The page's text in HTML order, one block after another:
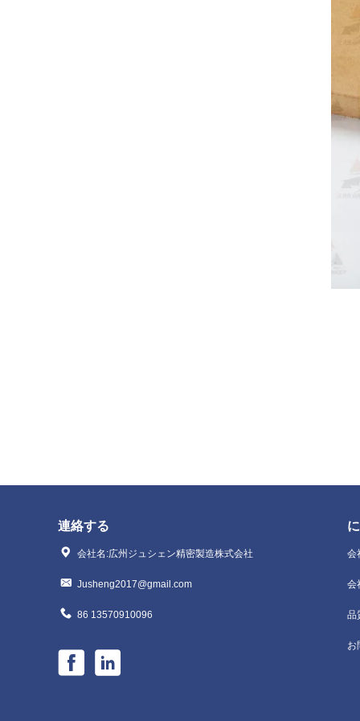
連絡する
会社名:広州ジュシェン精密製造株式会社
Jusheng2017@gmail.com
86 13570910096
会
会
品
お